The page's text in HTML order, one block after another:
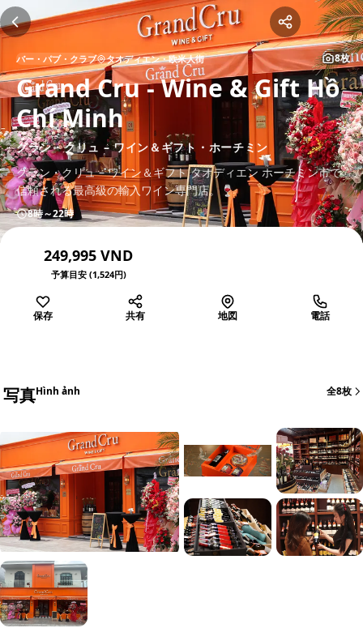
8枚
バー・パブ・クラブ タオディエン・欧米人街
Grand Cru - Wine & Gift Hồ
Chí Minh
グラン・クリュ – ワイン＆ギフト・ホーチミン
グラン・クリュ – ワイン＆ギフト タオディエン ホーチミン市で
信頼される最高級の輸入ワイン専門店。🍷
8時～22時
249,995 VND
予算目安 (1,524円)
保存 共有 地図 電話
写真Hình ảnh 全8枚